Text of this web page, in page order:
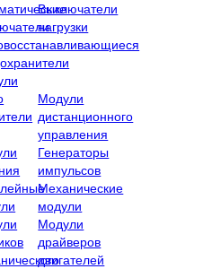
Выключатели
нагрузки
Модули
дистанционного
управления
Генераторы
импульсов
Механические
модули
Модули
драйверов
двигателей